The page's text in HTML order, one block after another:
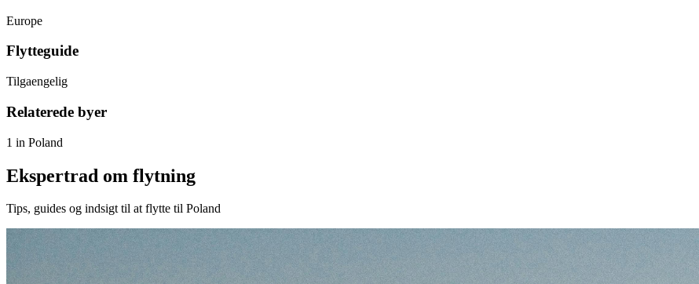
Europe
Flytteguide
Tilgaengelig
Relaterede byer
1 in Poland
Ekspertrad om flytning
Tips, guides og indsigt til at flytte til Poland